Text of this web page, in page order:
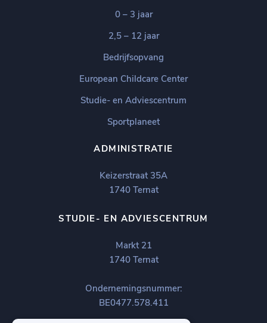
0 – 3 jaar
2,5 – 12 jaar
Bedrijfsopvang
European Childcare Center
Studie- en Adviescentrum
Sportplaneet
ADMINISTRATIE
Keizerstraat 35A
1740 Ternat
STUDIE- EN ADVIESCENTRUM
Markt 21
1740 Ternat
Ondernemingsnummer:
BE0477.578.411